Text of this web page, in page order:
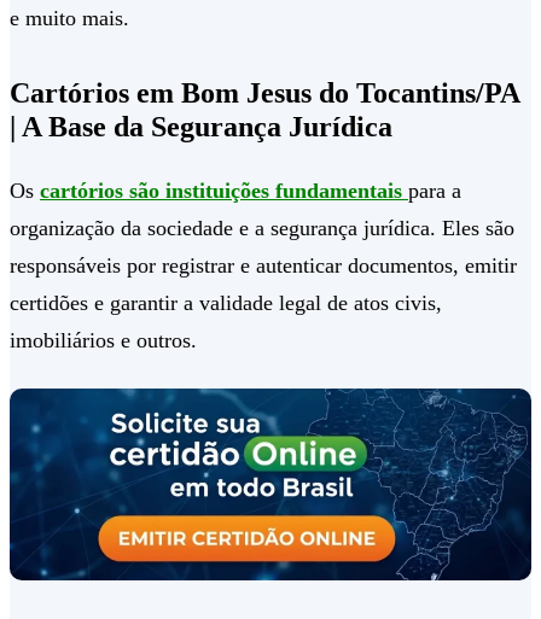
e muito mais.
Cartórios em Bom Jesus do Tocantins/PA
| A Base da Segurança Jurídica
Os cartórios são instituições fundamentais para a
organização da sociedade e a segurança jurídica. Eles são
responsáveis por registrar e autenticar documentos, emitir
certidões e garantir a validade legal de atos civis,
imobiliários e outros.